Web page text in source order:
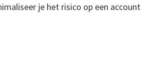
je het risico op een account